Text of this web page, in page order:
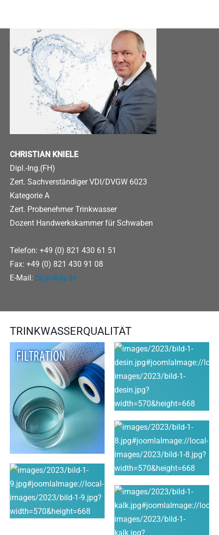
CHRISTIAN KNIELE
Dipl.-Ing.(FH)
Zert. Sachverständiger VDI/DVGW 6023
Kategorie A
Zert. Probenehmer Trinkwasser
Dozent Handwerkskammer für Schwaben
Telefon: +49 (0) 821 430 61 51
Fax: +49 (0) 821 430 91 08
E-Mail: ck@ck-ig.de
TRINKWASSERQUALITÄT